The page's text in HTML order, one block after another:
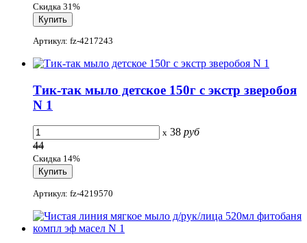
Скидка 31%
Артикул: fz-4217243
Тик-так мыло детское 150г с экстр зверобоя
N 1
x 38 руб
44
Скидка 14%
Артикул: fz-4219570